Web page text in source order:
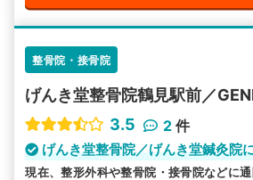
整骨院・接骨院
げんき堂整骨院鶴見駅前／
3.5
2 件
げんき堂整骨院／げんき堂鍼灸院
現在、整形外科や整骨院・接骨院などに